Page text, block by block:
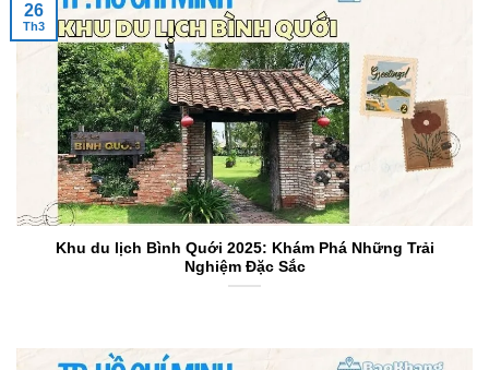
Khu du lịch Bình Quới 2025: Khám Phá Những Trải
Nghiệm Đặc Sắc
26
Th3